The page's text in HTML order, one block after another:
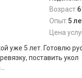
Возраст:
Опыт:5
Цена
уже 5 лет. Готовлю
поставить укол